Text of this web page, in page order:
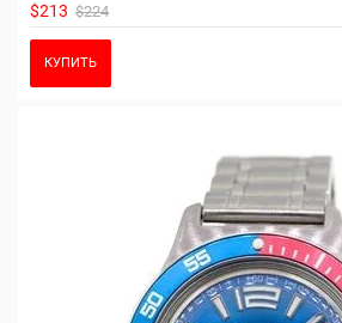
$213 $224
КУПИТЬ